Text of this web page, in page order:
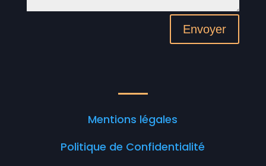
Envoyer
Mentions légales
Politique de Confidentialité